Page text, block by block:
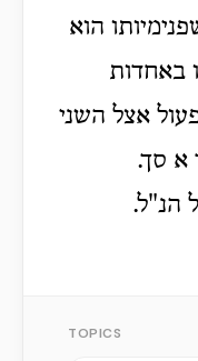
הוא
באחדות
אצל השני
א סך.
הנ"ל.
TOPICS